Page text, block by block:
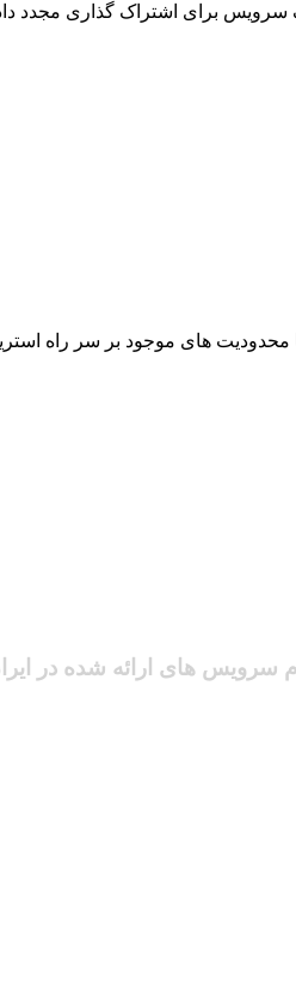
سرویس برای اشتراک گذاری مجدد
های موجود بر سر راه
سرویس های ارائه شده در